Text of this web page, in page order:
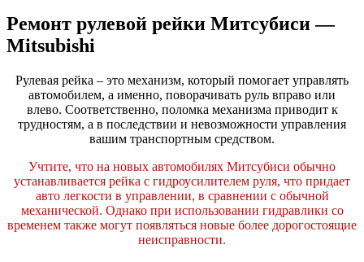
Ремонт рулевой рейки Митсубиси —
Mitsubishi
Рулевая рейка – это механизм, который помогает управлять
автомобилем, а именно, поворачивать руль вправо или
влево. Соответственно, поломка механизма приводит к
трудностям, а в последствии и невозможности управления
вашим транспортным средством.
Учтите, что на новых автомобилях Митсубиси обычно
устанавливается рейка с гидроусилителем руля, что придает
авто легкости в управлении, в сравнении с обычной
механической. Однако при использовании гидравлики со
временем также могут появляться новые более дорогостоящие
неисправности.